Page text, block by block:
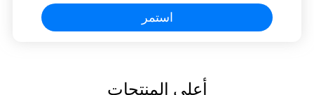
استمر
أعلى المنتجات